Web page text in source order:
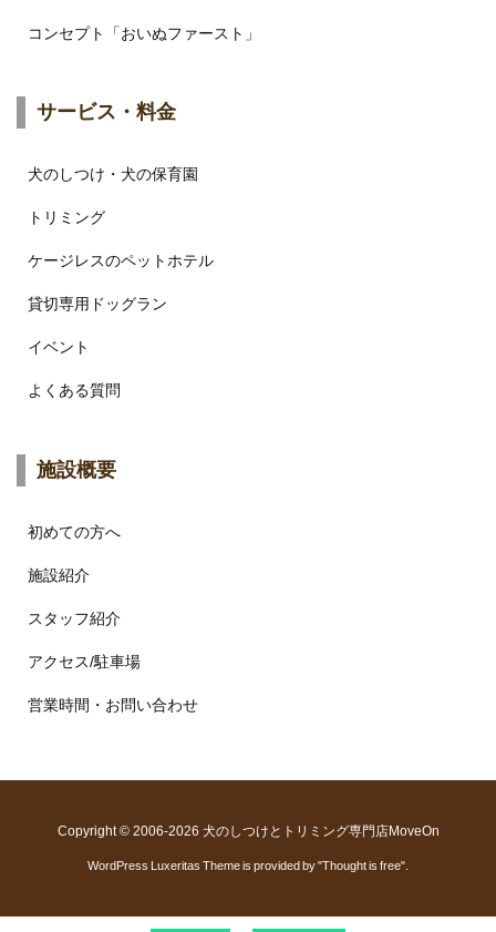
コンセプト「おいぬファースト」
サービス・料金
犬のしつけ・犬の保育園
トリミング
ケージレスのペットホテル
貸切専用ドッグラン
イベント
よくある質問
施設概要
初めての方へ
施設紹介
スタッフ紹介
アクセス/駐車場
営業時間・お問い合わせ
Copyright © 2006-2026 犬のしつけとトリミング専門店MoveOn
WordPress Luxeritas Theme is provided by "Thought is free".